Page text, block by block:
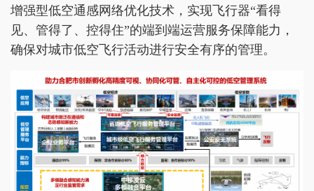
增强型低空通感网络优化技术，实现飞行器“看得
见、管得了、控得住”的端到端运营服务保障能力，
确保对城市低空飞行活动进行安全有序的管理。